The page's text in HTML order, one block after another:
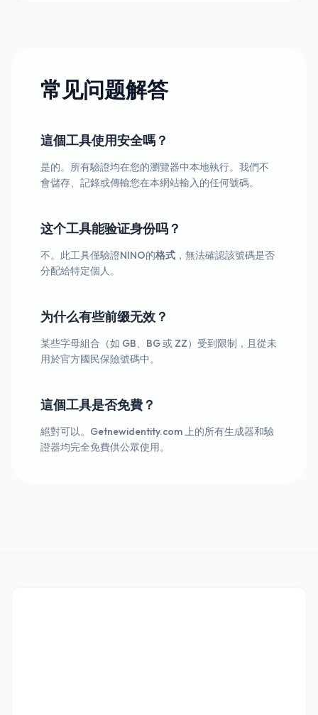
常见问题解答
這個工具使用安全嗎？
是的。所有驗證均在您的瀏覽器中本地執行。我們不
會儲存、記錄或傳輸您在本網站輸入的任何號碼。
这个工具能验证身份吗？
不。此工具僅驗證NINO的格式 ，無法確認該號碼是否
分配給特定個人。
为什么有些前缀无效？
某些字母組合（如 GB、BG 或 ZZ）受到限制，且從未
用於官方國民保險號碼中。
這個工具是否免費？
絕對可以。Getnewidentity.com 上的所有生成器和驗
證器均完全免費供公眾使用。